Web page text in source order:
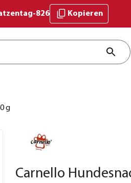
826 Kopieren
g
Carnello